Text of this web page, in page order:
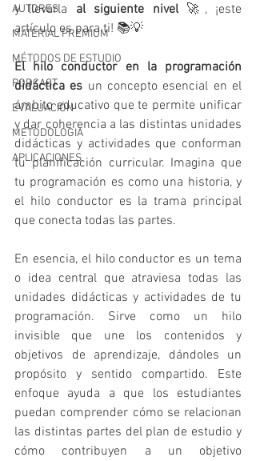
AUTORES
MATERIAL PREMIUM
MÉTODOS DE ESTUDIO
PODCAST
EVALUACIÓN
METODOLOGIA
APLICACIONES
y llevarla al siguiente nivel 🚀, ¡este
artículo es para ti! 📚💡
El hilo conductor en la programación
didáctica es un concepto esencial en el
ámbito educativo que te permite unificar
y dar coherencia a las distintas unidades
didácticas y actividades que conforman
tu planificación curricular. Imagina que
tu programación es como una historia, y
el hilo conductor es la trama principal
que conecta todas las partes.
En esencia, el hilo conductor es un tema
o idea central que atraviesa todas las
unidades didácticas y actividades de tu
programación. Sirve como un hilo
invisible que une los contenidos y
objetivos de aprendizaje, dándoles un
propósito y sentido compartido. Este
enfoque ayuda a que los estudiantes
puedan comprender cómo se relacionan
las distintas partes del plan de estudio y
cómo contribuyen a un objetivo